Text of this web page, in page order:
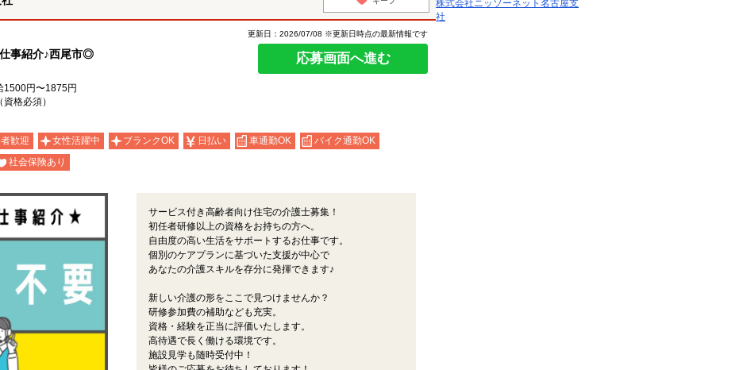
事紹介♪西尾市◎
更新日：2026/07/08 ※更新日時点の最新情報です
応募画面へ進む
1500円〜1875円
格必須）
歓迎 女性活躍中 ブランクOK 日払い 車通勤OK
バイク通勤OK
社会保険あり
サービス付き高齢者向け住宅の介護士募集！
初任者研修以上の資格をお持ちの方へ。
自由度の高い生活をサポートするお仕事です。
個別のケアプランに基づいた支援が中心で
あなたの介護スキルを存分に発揮できます♪
新しい介護の形をここで見つけませんか？
研修参加費の補助なども充実。
資格・経験を正当に評価いたします。
高待遇で長く働ける環境です。
施設見学も随時受付中！
株式会社ニッソーネット名古屋支
社